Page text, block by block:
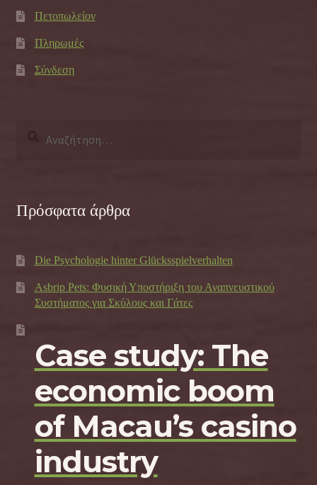
Πετοπωλείον
Πληρωμές
Σύνδεση
Πρόσφατα άρθρα
Die Psychologie hinter Glücksspielverhalten
Asbrip Pets: Φυσική Υποστήριξη του Αναπνευστικού
Συστήματος για Σκύλους και Γάτες
Case study: The
economic boom
of Macau’s casino
industry